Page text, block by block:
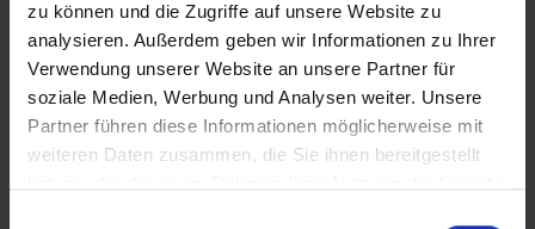
zu können und die Zugriffe auf unsere Website zu
analysieren. Außerdem geben wir Informationen zu Ihrer
Verwendung unserer Website an unsere Partner für
soziale Medien, Werbung und Analysen weiter. Unsere
Partner führen diese Informationen möglicherweise mit
weiteren Daten zusammen, die Sie ihnen bereitgestellt
Tobias Knoch: Die Sicherung der Rahmenbedingungen
für das Sporttreiben, wie die finanzielle
Grundausstattung der Sportvereine oder der
Sportstättenbau sind unser Tagesgeschäft. Parallel
dazu arbeiten wir aber auch immer wieder an
Neuerungen, um den Service für die Mitglieder zu
verbessern. So wird zum 1. Januar 2024 die neue